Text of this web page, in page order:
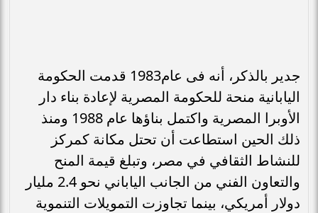
جدير بالذكر، أنه فى عام1983 قدمت الحكومة
اليابانية منحة للحكومة المصرية لإعادة بناء دار
الأوبرا المصرية واكتمل بناؤها عام 1988 ومنذ
ذلك الحين استطاعت أن تحتل مكانة كمركز
للنشاط الثقافي في مصر، وتبلغ قيمة المنح
والتعاون الفني من الجانب الياباني نحو 2.4 مليار
دولار أمريكي، بينما تجاوزت التمويلات التنموية